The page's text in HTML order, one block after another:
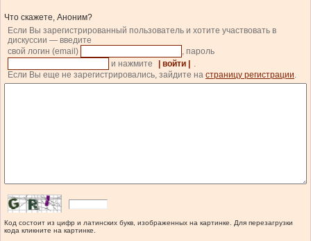
Что скажете, Аноним?
Если Вы зарегистрированный пользователь и хотите участвовать в
дискуссии — введите
свой логин (email)
, пароль
и нажмите
| войти |
.
Если Вы еще не зарегистрировались, зайдите на страницу регистрации.
Код состоит из цифр и латинских букв, изображенных на картинке. Для перезагрузки
кода кликните на картинке.